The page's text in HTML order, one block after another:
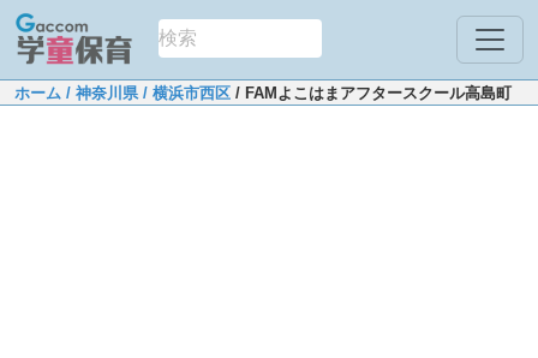
ホーム / 神奈川県/ 横浜市西区 / FAMよこはまアフタースクール高島町